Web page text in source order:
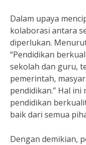
Dalam upaya
kolaborasi antara
diperlukan.
“Pendidikan
sekolah dan guru,
pemerintah,
pendidikan.” Hal
pendidikan
baik dari semua
Dengan demikian,